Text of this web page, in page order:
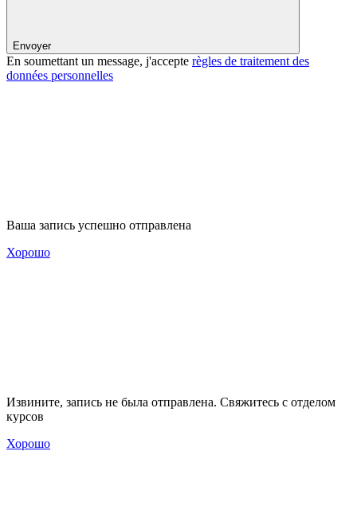
Envoyer
En soumettant un message, j'accepte règles de traitement des
données personnelles
Ваша запись успешно отправлена
Хорошо
Извините, запись не была отправлена. Свяжитесь с отделом
курсов
Хорошо